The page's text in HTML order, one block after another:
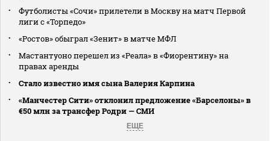
Футболисты «Сочи» прилетели в Москву на матч Первой
лиги с «Торпедо»
«Ростов» обыграл «Зенит» в матче МФЛ
Мастантуоно перешел из «Реала» в «Фиорентину» на
правах аренды
Стало известно имя сына Валерия Карпина
«Манчестер Сити» отклонил предложение «Барселоны» в
€50 млн за трансфер Родри — СМИ
ЕЩЕ